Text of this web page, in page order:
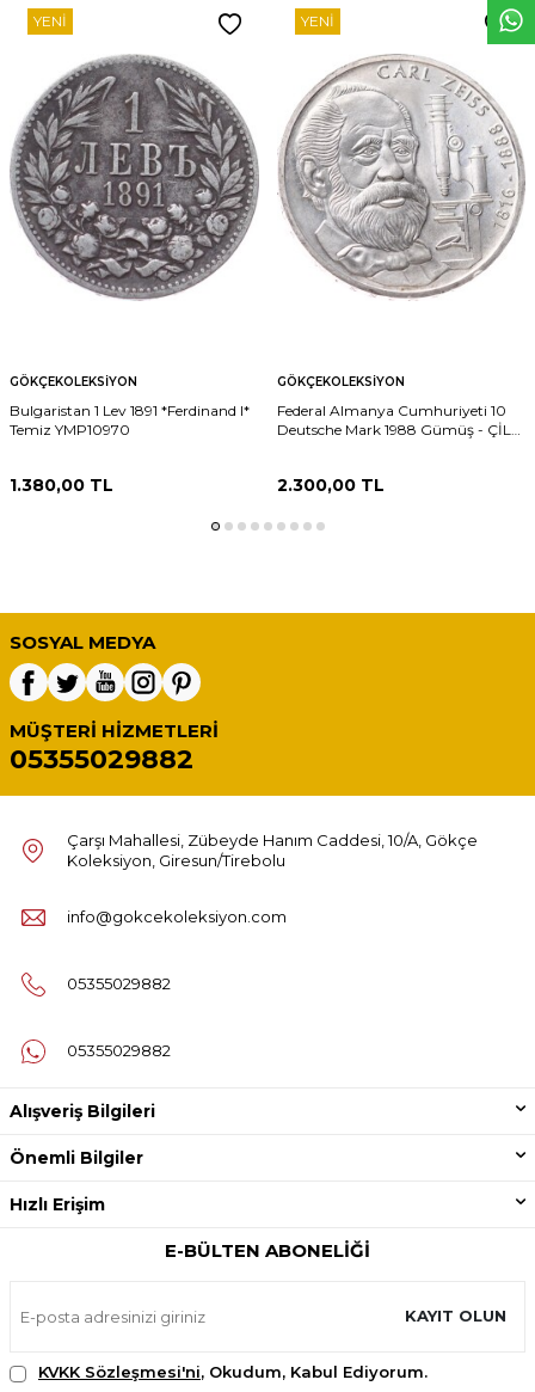
YENI
GÖKÇEKOLEKSIYON
Bulgaristan 1 Lev 1891 *Ferdinand I*
Temiz YMP10970
1.380,00 TL
YENI
GÖKÇEKOLEKSIYON
Federal Almanya Cumhuriyeti 10
Deutsche Mark 1988 Gümüş - ÇİL
2.300,00TL
SOSYAL MEDYA
MÜŞTERI HIZMETLERI
05355029882
Çarşı Mahallesi, Zübeyde Hanım Caddesi, 10/A, Gökçe
Koleksiyon, Giresun/Tirebolu
info@gokcekoleksiyon.com
05355029882
05355029882
Alışveriş Bilgileri
Önemli Bilgiler
Hızlı Erişim
E-BÜLTEN ABONELIĞI
KAYIT OLUN
KVKK Sözleşmesi'ni, Okudum, Kabul Ediyorum.